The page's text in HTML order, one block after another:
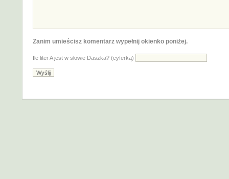
Zanim umieścisz komentarz wypełnij okienko poniżej.
Ile liter A jest w słowie Daszka? (cyferką)